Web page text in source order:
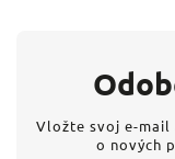
Vložte svoj e-mail
o nových